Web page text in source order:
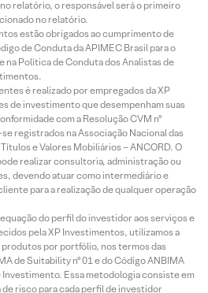
relatório, o responsável será o primeiro
no relatório.
estão obrigados ao cumprimento de
de Conduta da APIMEC Brasil para o
na Política de Conduta dos Analistas de
é realizado por empregados da XP
de investimento que desempenham suas
com a Resolução CVM nº
registrados na Associação Nacional das
e Valores Mobiliários – ANCORD. O
realizar consultoria, administração ou
devendo atuar como intermediário e
para a realização de qualquer operação
do perfil do investidor aos serviços e
pela XP Investimentos, utilizamos a
por portfólio, nos termos das
de Suitability nº 01 e do Código ANBIMA
Essa metodologia consiste em
risco para cada perfil de investidor